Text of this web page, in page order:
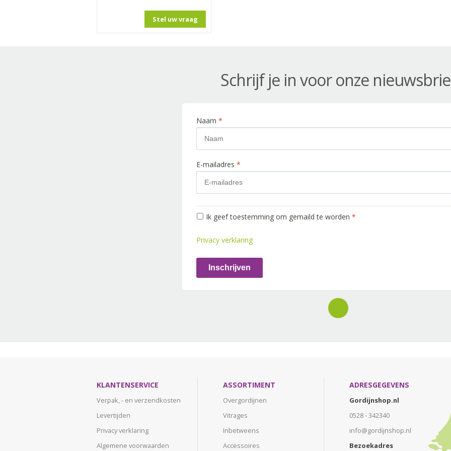
Stel uw vraag
Schrijf je in voor onze
Naam *
E-mailadres *
Ik geef toestemming om gemaild te worden *
Privacy verklaring
Inschrijven
KLANTENSERVICE
Verpak, - en verzendkosten
Levertijden
Privacy verklaring
Algemene voorwaarden
ASSORTIMENT
Overgordijnen
Vitrages
Inbetweens
Accessoires
ADRESGEGEVENS
Gordijnshop.nl
0528 - 342340
info@gordijnshop.nl
Bezoekadres